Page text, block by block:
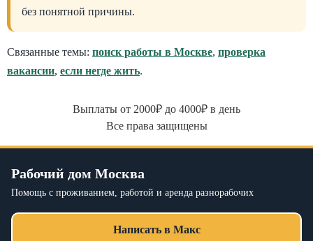
без понятной причины.
Связанные темы: поиск работы в Москве, проверка
вакансии, если негде жить.
Выплаты от 2000₽ до 4000₽ в день
Все права защищены
Рабочий дом Москва
Помощь с проживанием, работой и аренда разнорабочих
Написать в Макс